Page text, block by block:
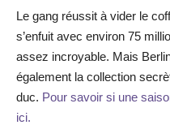
Le gang réussit à vider le
s’enfuit avec environ 75
assez incroyable. Mais
également la collection
duc. Pour savoir si une
ici.